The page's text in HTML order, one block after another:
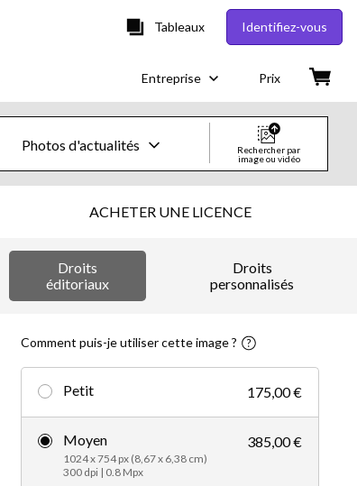
Tableaux Identifiez-vous
Entreprise Prix
Photos d'actualités
Images
Images créatives
Vidéos
Vidéos créatives
Rechercher par
image ou vidéo
ACHETER UNE LICENCE
Droits
éditoriaux
Droits
personnalisés
Comment puis-je utiliser cette image ?
Petit 175,00 €
Moyen
1024 x 754 px (8,67 x 6,38 cm)
300 dpi | 0.8 Mpx
385,00 €